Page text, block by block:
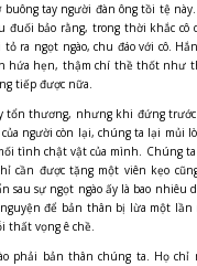
tay người đàn ông tồi tệ
đuối bảo rằng, trong thời khắc cô
ra ngọt ngào, chu đáo với cô.
hứa hẹn, thậm chí thề thốt như
tiếp được nữa.
tổn thương, nhưng khi đứng trước
người còn lại, chúng ta lại mủi
tình chật vật của mình. Chúng
cần được tặng một viên kẹo
sau sự ngọt ngào ấy là bao nhiêu
để bản thân bị lừa một lần
thất vọng ê chề.
phải bản thân chúng ta. Họ chỉ